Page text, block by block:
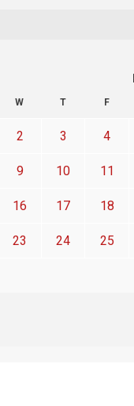
W T F
2 3 4
9 10 11
16 17 18
23 24 25